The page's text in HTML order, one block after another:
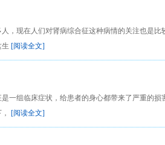
，现在人们对肾病综合征这种病情的关注也是比
生 [阅读全文]
一组临床症状，给患者的身心都带来了严重的损
[阅读全文]